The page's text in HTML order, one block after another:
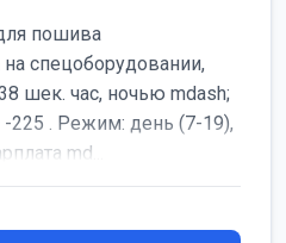
пошива
спецоборудовании,
шек. час, ночью mdash;
225 . Режим: день (7-19),
md...